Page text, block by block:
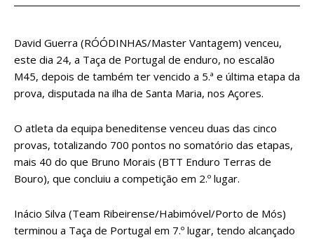
David Guerra (RÓÓDINHAS/Master Vantagem) venceu,
este dia 24, a Taça de Portugal de enduro, no escalão
M45, depois de também ter vencido a 5.ª e última etapa da
prova, disputada na ilha de Santa Maria, nos Açores.
O atleta da equipa beneditense venceu duas das cinco
provas, totalizando 700 pontos no somatório das etapas,
mais 40 do que Bruno Morais (BTT Enduro Terras de
Bouro), que concluiu a competição em 2.º lugar.
Inácio Silva (Team Ribeirense/Habimóvel/Porto de Mós)
terminou a Taça de Portugal em 7.º lugar, tendo alcançado